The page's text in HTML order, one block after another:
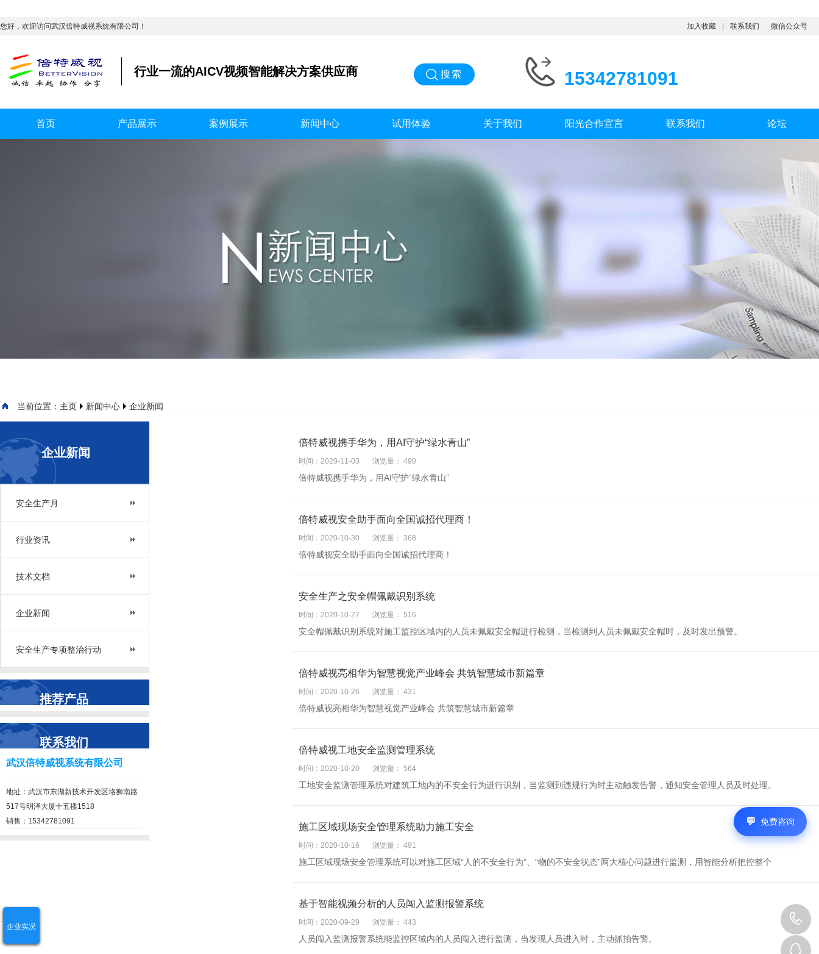
您好，欢迎访问武汉倍特威视系统有限公司！ 加入收藏 联系我们 微信公众号
行业一流的AICV视频智能解决方案供应商 搜索 15342781091
首页 产品展示 案例展示 新闻中心 试用体验 关于我们 阳光合作宣言 联系我们 论坛
当前位置： 主页 新闻中心 企业新闻
企业新闻
安全生产月
行业资讯
技术文档
企业新闻
安全生产专项整治行动
推荐产品
联系我们
武汉倍特威视系统有限公司
地址：武汉市东湖新技术开发区珞狮南路
517号明泽大厦十五楼1518
销售：15342781091
倍特威视携手华为，用AI守护“绿水青山”
时间：2020-11-03 浏览量： 490
倍特威视携手华为，用AI守护“绿水青山”
倍特威视安全助手面向全国诚招代理商！
时间：2020-10-30 浏览量： 368
倍特威视安全助手面向全国诚招代理商！
安全生产之安全帽佩戴识别系统
时间：2020-10-27 浏览量： 516
安全帽佩戴识别系统对施工监控区域内的人员未佩戴安全帽进行检测，当检测到人员未佩戴安全帽时，及时发出预警。
倍特威视亮相华为智慧视觉产业峰会 共筑智慧城市新篇章
时间：2020-10-26 浏览量： 431
倍特威视亮相华为智慧视觉产业峰会 共筑智慧城市新篇章
倍特威视工地安全监测管理系统
时间：2020-10-20 浏览量： 564
工地安全监测管理系统对建筑工地内的不安全行为进行识别，当监测到违规行为时主动触发告警，通知安全管理人员及时处理。
施工区域现场安全管理系统助力施工安全
时间：2020-10-16 浏览量： 491
施工区域现场安全管理系统可以对施工区域“人的不安全行为”、“物的不安全状态”两大核心问题进行监测，用智能分析把控整个
基于智能视频分析的人员闯入监测报警系统
时间：2020-09-29 浏览量： 443
人员闯入监测报警系统能监控区域内的人员闯入进行监测，当发现人员进入时，主动抓拍告警。
企业实况
免费咨询